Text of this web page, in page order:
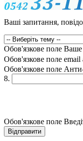
Ваші запитання,
Обов'язкове поле
Обов'язкове поле email
Обов'язкове поле
8.
Обов'язкове поле